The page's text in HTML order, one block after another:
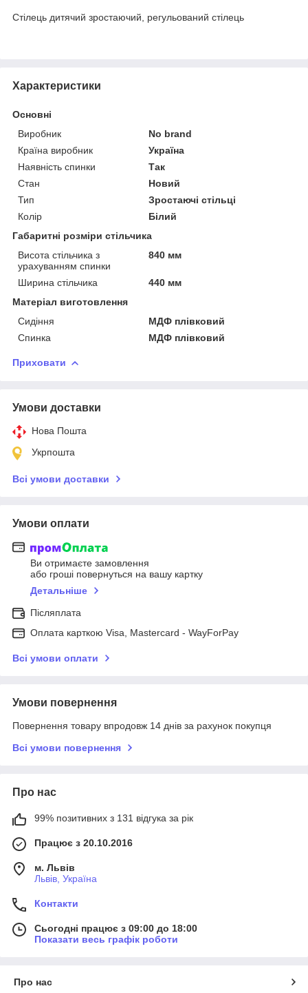
Стілець дитячий зростаючий, регульований стілець
Характеристики
Основні
Виробник
No brand
Країна виробник
Україна
Наявність спинки
Так
Стан
Новий
Тип
Зростаючі стільці
Колір
Білий
Габаритні розміри стільчика
Висота стільчика з
урахуванням спинки
840 мм
Ширина стільчика
440 мм
Матеріал виготовлення
Сидіння
МДФ плівковий
Спинка
МДФ плівковий
Приховати
Умови доставки
Нова Пошта
Укрпошта
Всі умови доставки
Умови оплати
Ви отримаєте замовлення
або гроші повернуться на вашу картку
Детальніше
Післяплата
Оплата карткою Visa, Mastercard - WayForPay
Всі умови оплати
Умови повернення
Повернення товару впродовж 14 днів за рахунок покупця
Всі умови повернення
Про нас
99% позитивних з 131 відгука за рік
Працює з 20.10.2016
м. Львів
Львів, Україна
Контакти
Сьогодні працює з 09:00 до 18:00
Показати весь графік роботи
Про нас